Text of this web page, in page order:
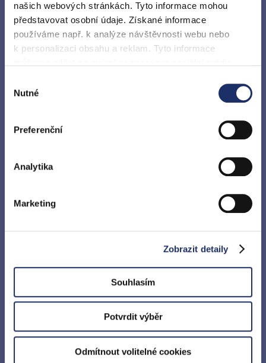
našich webových stránkách. Tyto informace mohou
představovat osobní údaje. Získané informace
používáme např. k analýze návštěvnosti webu nebo
k personalizaci obsahu a reklam. Tyto informace
s dalšími informacemi, které jste jim poskytli nebo které
získali v důsledku toho, že používáte jejich služby. Jaké
typy cookies používáme, naleznete níže v přehledné
tabulce. Možnosti zpracování upravíte zaškrtnutím
zápatí stránky v „Nastavení cookies“.
souhlasu
Nutné
Preferenční
Analytika
Marketing
Zobrazit detaily
Souhlasím
Potvrdit výběr
Odmítnout volitelné cookies
Vytyčení kabelových tras
Servisní práce v síti
Změna hodnoty hlavního jističe/ rezervovaného příkonu
Přerušení nebo obnovení distribuce elektřiny
Profily spotřeby